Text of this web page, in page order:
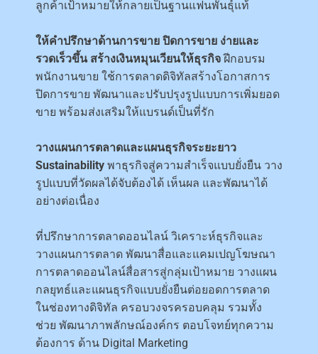
ลูกค้าเป้าหมายให้กลายเป็นฐานแฟนพันธุ์แท้
ให้คำปรึกษาด้านการขาย ปิดการขาย ง่ายและ
รวดเร็วขึ้น สร้างเงินหมุนเวียนให้ธุรกิจฝีกอบรม
พนักงานขาย ใช้การตลาดดิจิทัลสร้างโอกาสการ
ปิดการขาย พัฒนาและปรับปรุงรูปแบบการเพิ่มยอด
ขาย พร้อมส่งเสริมให้แบรนด์เป็นที่รัก
วางแผนการตลาดและแผนธุรกิจระยะยาว
Sustainability พาธุรกิจสู่ความสำเร็จแบบยั่งยืน วาง
รูปแบบที่วัดผลได้จับต้องได้ เห็นผล และพัฒนาได้
อย่างต่อเนื่อง
ที่ปรึกษาการตลาดออนไลน์ วิเคราะห์ธุรกิจและ
วางแผนการตลาด พัฒนาสื่อและแคมเปญโฆษณา
การตลาดออนไลน์สื่อสารสู่กลุ่มเป้าหมาย วางแผน
กลยุทธ์และแผนธุรกิจแบบยั่งยืนต่อยอดการตลาด
ในช่องทางดิจิทัล ครอบวงจรครอบคลุม รวมทั้ง
ช่วย พัฒนาภาพลักษณ์องค์กร ตอบโจทย์ทุกความ
ต้องการ ด้าน Digital Marketing